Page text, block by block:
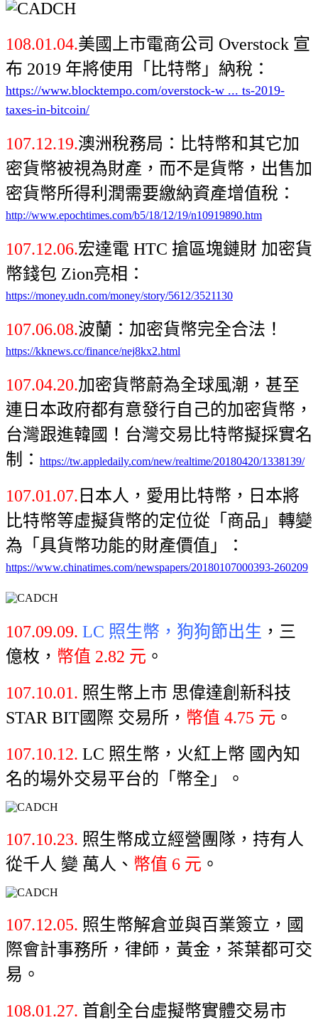
108.01.04.美國上市電商公司 Overstock 宣
布 2019 年將使用「比特幣」納稅：
https://www.blocktempo.com/overstock-w ... ts-2019-
taxes-in-bitcoin/
107.12.19.澳洲稅務局：比特幣和其它加
密貨幣被視為財產，而不是貨幣，出售加
密貨幣所得利潤需要繳納資產增值稅：
http://www.epochtimes.com/b5/18/12/19/n10919890.htm
107.12.06.宏達電 HTC 搶區塊鏈財 加密貨
幣錢包 Zion亮相：
https://money.udn.com/money/story/5612/3521130
107.06.08.波蘭：加密貨幣完全合法！
https://kknews.cc/finance/nej8kx2.html
107.04.20.加密貨幣蔚為全球風潮，甚至
連日本政府都有意發行自己的加密貨幣，
台灣跟進韓國！台灣交易比特幣擬採實名
制： https://tw.appledaily.com/new/realtime/20180420/1338139/
107.01.07. 日本人，愛用比特幣，日本將
比特幣等虛擬貨幣的定位從「商品」轉變
為「具貨幣功能的財產價值」：
https://www.chinatimes.com/newspapers/20180107000393-260209
107.09.09. LC 照生幣，狗狗節出生 ，三
億枚， 幣值 2.82 元 。
107.10.01. 照生幣上市 思偉達創新科技
STAR BIT國際 交易所， 幣值 4.75 元 。
107.10.12. LC 照生幣，火紅上幣 國內知
名的場外交易平台的「幣全」。
107.10.23. 照生幣成立經營團隊，持有人
從千人 變 萬人、 幣值 6 元 。
107.12.05. 照生幣解倉並與百業簽立，國
際會計事務所，律師，黃金，茶葉都可交
易。
108.01.27. 首創全台虛擬幣實體交易市